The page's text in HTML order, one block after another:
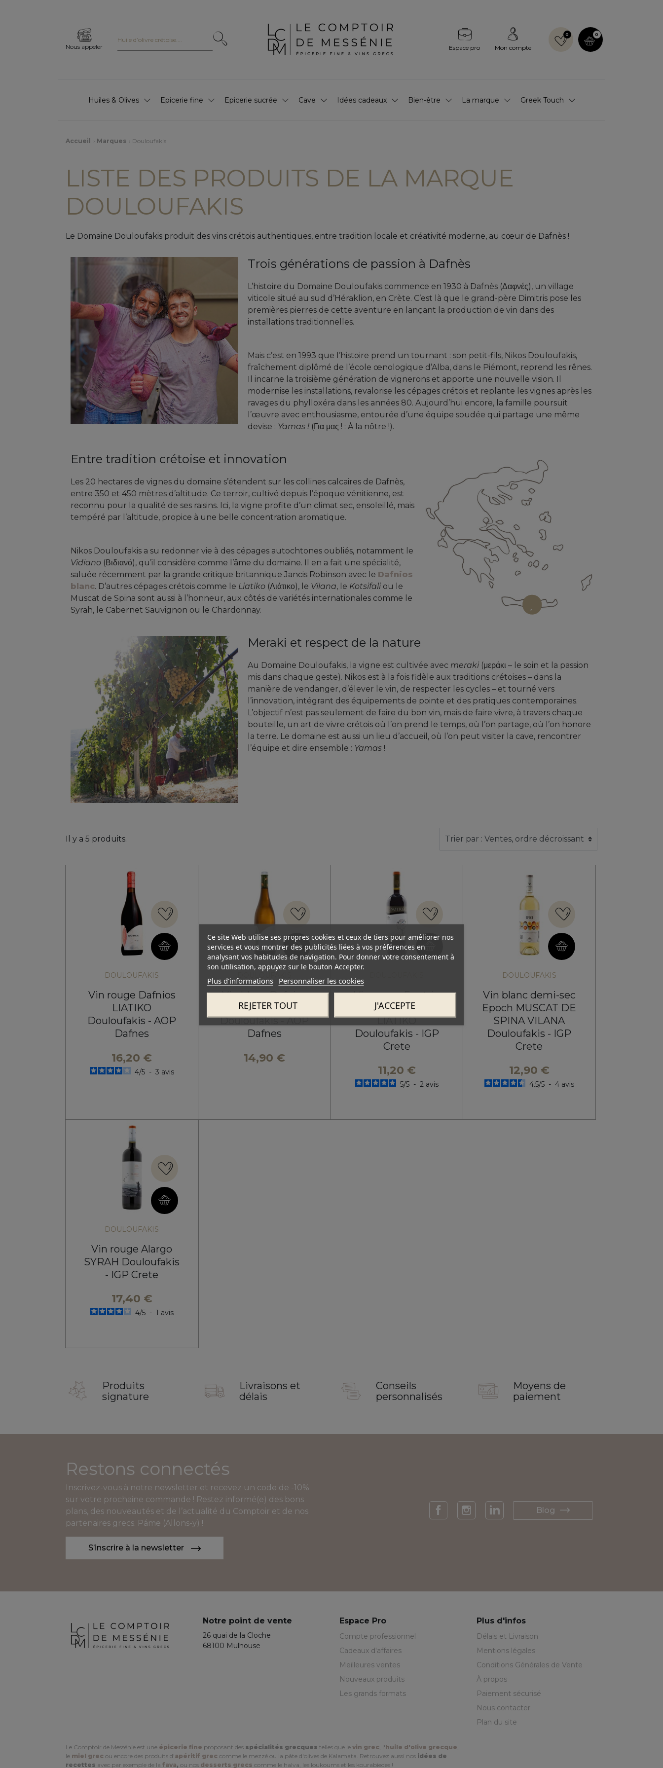
Nous appeler Espace pro Mon compte
0 0
Huiles & Olives Epicerie fine Epicerie sucrée Cave Idées cadeaux Bien-être La marque Greek Touch
Accueil Marques Douloufakis
LISTE DES PRODUITS DE LA MARQUE
DOULOUFAKIS
Le Domaine Douloufakis produit des vins crétois authentiques, entre tradition locale et créativité moderne, au cœur de Dafnès !
Trois générations de passion à Dafnès
L’histoire du Domaine Douloufakis commence en 1930 à Dafnès (Δαφνές), un village
viticole situé au sud d’Héraklion, en Crète. C’est là que le grand-père Dimitris pose les
premières pierres de cette aventure en lançant la production de vin dans des
installations traditionnelles.
Mais c’est en 1993 que l’histoire prend un tournant : son petit-fils, Nikos Douloufakis,
fraîchement diplômé de l’école œnologique d’Alba, dans le Piémont, reprend les rênes.
Il incarne la troisième génération de vignerons et apporte une nouvelle vision. Il
modernise les installations, revalorise les cépages crétois et replante les vignes après les
ravages du phylloxéra dans les années 80. Aujourd’hui encore, la famille poursuit
l’œuvre avec enthousiasme, entourée d’une équipe soudée qui partage une même
devise : Yamas ! (Για μας ! : À la nôtre !).
Entre tradition crétoise et innovation
Les 20 hectares de vignes du domaine s’étendent sur les collines calcaires de Dafnès,
entre 350 et 450 mètres d’altitude. Ce terroir, cultivé depuis l’époque vénitienne, est
reconnu pour la qualité de ses raisins. Ici, la vigne profite d’un climat sec, ensoleillé, mais
tempéré par l’altitude, propice à une belle concentration aromatique.
Nikos Douloufakis a su redonner vie à des cépages autochtones oubliés, notamment le
Vidiano (Βιδιανό), qu’il considère comme l’âme du domaine. Il en a fait une spécialité,
saluée récemment par la grande critique britannique Jancis Robinson avec le Dafnios
blanc. D’autres cépages crétois comme le Liatiko (Λιάτικο), le Vilana, le Kotsifali ou le
Muscat de Spina sont aussi à l’honneur, aux côtés de variétés internationales comme le
Syrah, le Cabernet Sauvignon ou le Chardonnay.
Meraki et respect de la nature
Au Domaine Douloufakis, la vigne est cultivée avec meraki (μεράκι – le soin et la passion
mis dans chaque geste). Nikos est à la fois fidèle aux traditions crétoises – dans la
manière de vendanger, d’élever le vin, de respecter les cycles – et tourné vers
l’innovation, intégrant des équipements de pointe et des pratiques contemporaines.
L’objectif n’est pas seulement de faire du bon vin, mais de faire vivre, à travers chaque
bouteille, un art de vivre crétois où l’on prend le temps, où l’on partage, où l’on honore
la terre. Le domaine est aussi un lieu d’accueil, où l’on peut visiter la cave, rencontrer
l’équipe et dire ensemble : Yamas !
Il y a 5 produits.
DOULOUFAKIS
Vin rouge Dafnios
LIATIKO
Douloufakis - AOP
Dafnes
16,20 €
4/5 - 3 avis
Vin blanc Dafnios
VIDIANO
Douloufakis - AOP
Dafnes
14,90 €
Vin rouge Enotria
SYRAH KOTSIFALI
LIATIKO
Douloufakis - IGP
Crete
11,20 €
5/5 - 2 avis
DOULOUFAKIS
Vin blanc demi-sec
Epoch MUSCAT DE
SPINA VILANA
Douloufakis - IGP
Crete
12,90 €
4.5/5 - 4 avis
DOULOUFAKIS
Vin rouge Alargo
SYRAH Douloufakis
- IGP Crete
17,40 €
4/5 - 1 avis
Produits
signature
Livraisons et
délais
Conseils
personnalisés
Moyens de
paiement
Restons connectés
Inscrivez-vous à notre newsletter et recevez un code de -10%
sur votre prochaine commande ! Restez informé(e) des bons
plans, des nouveautés et de l’actualité du Comptoir et de nos
partenaires grecs. Páme (Allons-y) !
S’inscrire à la newsletter
Instagram
LinkedIn
Blog
Notre point de vente
26 quai de la Cloche
68100 Mulhouse
Espace Pro
Compte professionnel
Cadeaux d'affaires
Meilleures ventes
Nouveaux produits
Les grands formats
Plus d'infos
Délais et Livraison
Mentions légales
Conditions Générales de Vente
À propos
Paiement sécurisé
Nous contacter
Plan du site
Le Comptoir de Messénie est une épicerie fine proposant des spécialités grecques telles que le vin grec, l'huile d'olive grecque,
le miel grec ou encore des produits d'apéritif grec comme le mezzé ou la pâte d'olives de Kalamata. Retrouvez aussi nos idées de
recettes avec par exemple de la fava, ou nos desserts grecs comme le halva, les loukoums et les kourabiedes !
Ce site Web utilise ses propres cookies et ceux de tiers pour améliorer nos
services et vous montrer des publicités liées à vos préférences en
analysant vos habitudes de navigation. Pour donner votre consentement à
son utilisation, appuyez sur le bouton Accepter.
Plus d'informations Personnaliser les cookies
REJETER TOUT J'ACCEPTE